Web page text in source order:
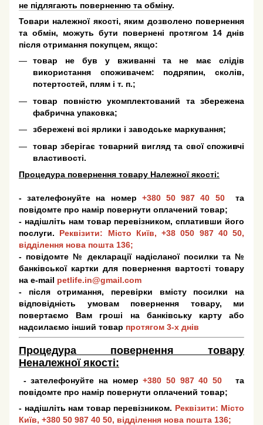
не підлягають поверненню та обміну.
Товари належної якості, яким дозволено повернення
та обмін, можуть бути повернені протягом 14 днів
після отримання покупцем, якщо:
товар не був у вживанні та не має слідів
використання споживачем: подряпин, сколів,
потертостей, плям і т. п.;
товар повністю укомплектований та збережена
фабрична упаковка;
збережені всі ярлики і заводське маркування;
товар зберігає товарний вигляд та свої споживчі
властивості.
Процедура повернення товару Належної якості:
- зателефонуйте на номер +380 50 987 40 50
та
повідомте про намір повернути оплачений товар;
- надішліть нам товар перевізником, сплативши його
послуги. Реквізити: Місто Київ, +38 050 987 40 50,
відділення нова пошта 136;
- повідомте № декларації надісланої посилки та №
банківської картки для повернення вартості товару
на e-mail petlife.in@gmail.com
- після отримання, перевірки вмісту посилки на
відповідність умовам повернення товару, ми
повертаємо Вам гроші на банківську карту або
надсилаємо інший товар протягом 3-х днів
Процедура повернення товару
Неналежної якості:
- зателефонуйте на номер +380 50 987 40 50
та
повідомте про намір повернути оплачений товар;
- надішліть нам товар перевізником. Реквізити: Місто
Київ, +380 50 987 40 50, відділення нова пошта 136;